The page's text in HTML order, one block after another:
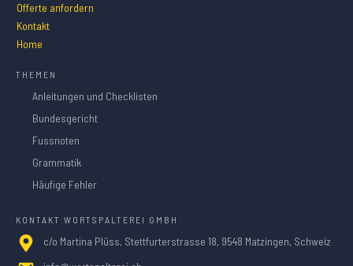
Offerte anfordern
Kontakt
Home
THEMEN
Anleitungen und Checklisten
Bundesgericht
Fussnoten
Grammatik
Häufige Fehler
KONTAKT WORTSPALTEREI GMBH
c/o Martina Plüss, Stettfurterstrasse 18, 9548 Matzingen, Schweiz